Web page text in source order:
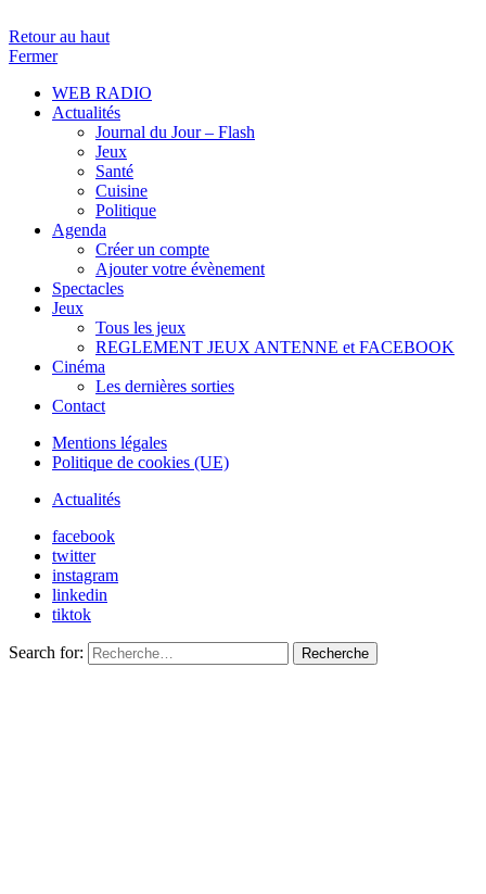
Retour au haut
Fermer
WEB RADIO
Actualités
Journal du Jour – Flash
Jeux
Santé
Cuisine
Politique
Agenda
Créer un compte
Ajouter votre évènement
Spectacles
Jeux
Tous les jeux
REGLEMENT JEUX ANTENNE et FACEBOOK
Cinéma
Les dernières sorties
Contact
Mentions légales
Politique de cookies (UE)
Actualités
facebook
twitter
instagram
linkedin
tiktok
Search for: Recherche